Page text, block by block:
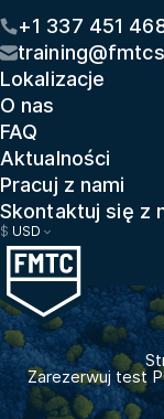
+1 337 451
Lokalizacje
O nas
FAQ
Aktualności
Pracuj z nami
Skontaktuj się z
$ USD
Zarezerwuj test